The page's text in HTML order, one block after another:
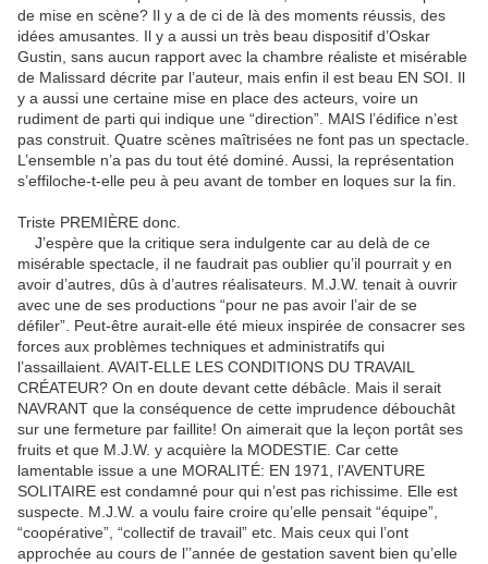
de mise en scène? Il y a de ci de là des moments réussis, des
idées amusantes. Il y a aussi un très beau dispositif d’Oskar
Gustin, sans aucun rapport avec la chambre réaliste et misérable
de Malissard décrite par l’auteur, mais enfin il est beau EN SOI. Il
y a aussi une certaine mise en place des acteurs, voire un
rudiment de parti qui indique une “direction”. MAIS l’édifice n’est
pas construit. Quatre scènes maîtrisées ne font pas un spectacle.
L’ensemble n’a pas du tout été dominé. Aussi, la représentation
s’effiloche-t-elle peu à peu avant de tomber en loques sur la fin.
Triste PREMIÈRE donc.
J’espère que la critique sera indulgente car au delà de ce
misérable spectacle, il ne faudrait pas oublier qu’il pourrait y en
avoir d’autres, dûs à d’autres réalisateurs. M.J.W. tenait à ouvrir
avec une de ses productions “pour ne pas avoir l’air de se
défiler”. Peut-être aurait-elle été mieux inspirée de consacrer ses
forces aux problèmes techniques et administratifs qui
l’assaillaient. AVAIT-ELLE LES CONDITIONS DU TRAVAIL
CRÉATEUR? On en doute devant cette débâcle. Mais il serait
NAVRANT que la conséquence de cette imprudence débouchât
sur une fermeture par faillite! On aimerait que la leçon portât ses
fruits et que M.J.W. y acquière la MODESTIE. Car cette
lamentable issue a une MORALITÉ: EN 1971, l’AVENTURE
SOLITAIRE est condamné pour qui n’est pas richissime. Elle est
suspecte. M.J.W. a voulu faire croire qu’elle pensait “équipe”,
“coopérative”, “collectif de travail” etc. Mais ceux qui l’ont
approchée au cours de l’’année de gestation savent bien qu’elle